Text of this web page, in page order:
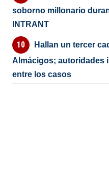
soborno millonario
INTRANT
Hallan un tercer
Almácigos; autoridades
entre los casos